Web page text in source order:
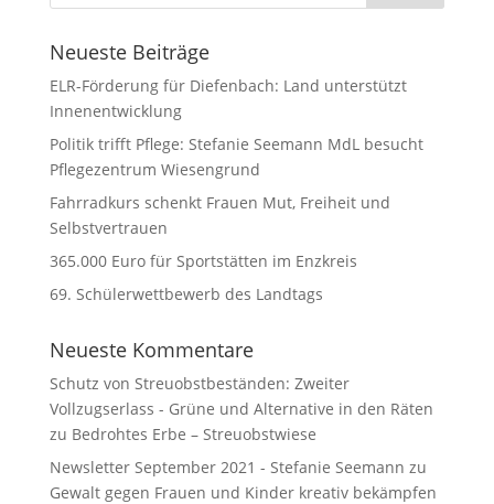
Neueste Beiträge
ELR-Förderung für Diefenbach: Land unterstützt
Innenentwicklung
Politik trifft Pflege: Stefanie Seemann MdL besucht
Pflegezentrum Wiesengrund
Fahrradkurs schenkt Frauen Mut, Freiheit und
Selbstvertrauen
365.000 Euro für Sportstätten im Enzkreis
69. Schülerwettbewerb des Landtags
Neueste Kommentare
Schutz von Streuobstbeständen: Zweiter
Vollzugserlass - Grüne und Alternative in den Räten
zu Bedrohtes Erbe – Streuobstwiese
Newsletter September 2021 - Stefanie Seemann zu
Gewalt gegen Frauen und Kinder kreativ bekämpfen